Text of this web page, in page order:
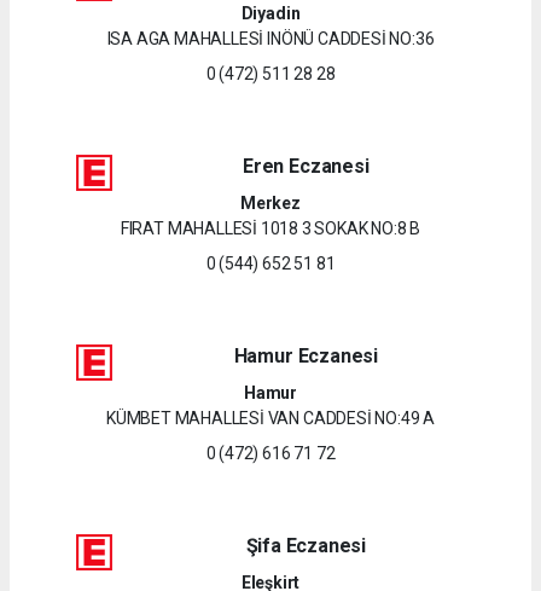
Diyadin
ISA AGA MAHALLESİ INÖNÜ CADDESİ NO:36
0 (472) 511 28 28
Eren Eczanesi
Merkez
FIRAT MAHALLESİ 1018 3 SOKAK NO:8 B
0 (544) 652 51 81
Hamur Eczanesi
Hamur
KÜMBET MAHALLESİ VAN CADDESİ NO:49 A
0 (472) 616 71 72
Şifa Eczanesi
Eleşkirt